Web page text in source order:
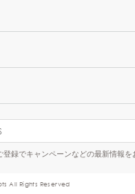
録でキャンペーンなどの最新情報を
All Rights Reserved